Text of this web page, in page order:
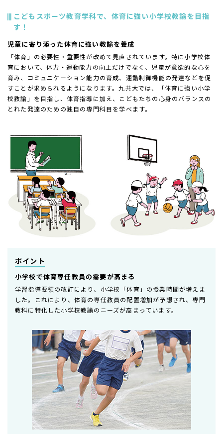
こどもスポーツ教育学科で、体育に強い小学校教諭を目指
す！
児童に寄り添った体育に強い教諭を養成
「体育」の必要性・重要性が改めて見直されています。特に小学校体
育において、体力・運動能力の向上だけでなく、児童が意欲的な心を
育み、コミュニケーション能力の育成、運動制御機能の発達などを促
すことが求められるようになります。九共大では、「体育に強い小学
校教諭」を目指し、体育指導に加え、こどもたちの心身のバランスの
とれた発達のための独自の専門科目を学べます。
ポイント
小学校で体育専任教員の需要が高まる
学習指導要領の改訂により、小学校「体育」の授業時間が増えま
した。これにより、体育の専任教員の配置増加が予想され、専門
教科に特化した小学校教諭のニーズが高まっています。